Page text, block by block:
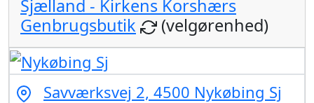
Sjælland - Kirkens Korshærs
Genbrugsbutik
(velgørenhed)
Savværksvej 2, 4500 Nykøbing Sj